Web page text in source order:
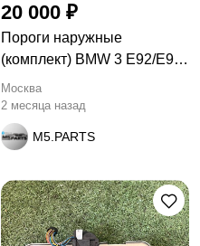
20 000 ₽
Пороги наружные
(комплект) BMW 3 E92/E93
E92 2007
Москва
2 месяца назад
M5.PARTS